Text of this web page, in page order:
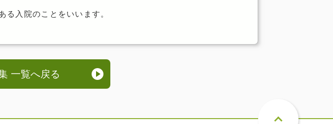
る入院のことをいいます。
一覧へ戻る